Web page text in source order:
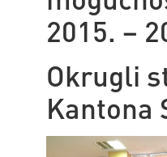
2015. –
Okrugli
Kantona